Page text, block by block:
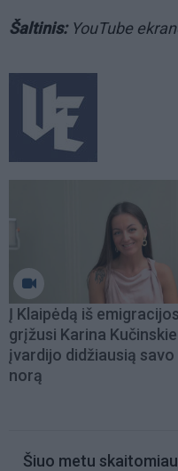
Šaltinis:YouTube
Į Klaipėdą iš emigracijos
grįžusi Karina
įvardijo didžiausią savo
norą
Šiuo metu